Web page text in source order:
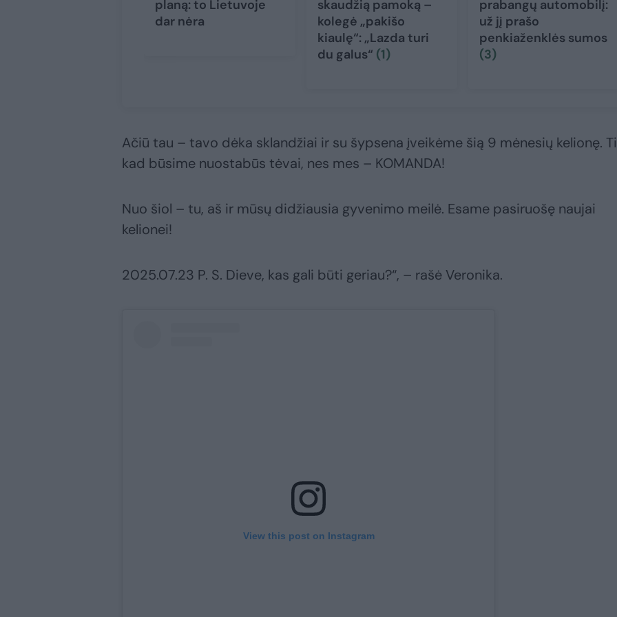
planą: to Lietuvoje
dar nėra
skaudžią pamoką –
kolegė „pakišo
kiaulę“: „Lazda turi
du galus“ (1)
prabangų automobilį:
už jį prašo
penkiaženklės sumos
(3)
Ačiū tau – tavo dėka sklandžiai ir su šypsena įveikėme šią 9 mėnesių kelionę.
kad būsime nuostabūs tėvai, nes mes – KOMANDA!
Nuo šiol – tu, aš ir mūsų didžiausia gyvenimo meilė. Esame pasiruošę naujai
kelionei!
2025.07.23 P. S. Dieve, kas gali būti geriau?“, – rašė Veronika.
View this post on Instagram